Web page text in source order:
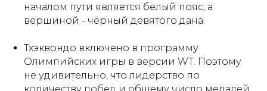
началом пути является белый пояс, а
вершиной - чёрный девятого дана.
Тхэквондо включено в программу
Олимпийских игры в версии WT. Поэтому
не удивительно, что лидерство по
количеству побед и общему число медалей